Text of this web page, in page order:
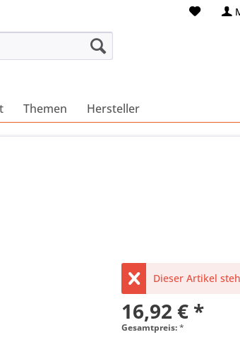
Themen Hersteller
Dieser Artikel
16,92 € *
Gesamtpreis:*